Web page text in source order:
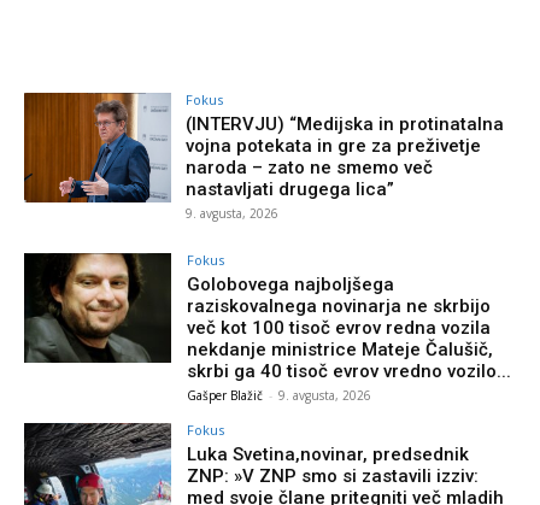
Fokus
(INTERVJU) “Medijska in protinatalna
vojna potekata in gre za preživetje
naroda – zato ne smemo več
nastavljati drugega lica”
9. avgusta, 2026
Fokus
Golobovega najboljšega
raziskovalnega novinarja ne skrbijo
več kot 100 tisoč evrov redna vozila
nekdanje ministrice Mateje Čalušič,
skrbi ga 40 tisoč evrov vredno vozilo...
Gašper Blažič - 9. avgusta, 2026
Fokus
Luka Svetina,novinar, predsednik
ZNP: »V ZNP smo si zastavili izziv:
med svoje člane pritegniti več mladih